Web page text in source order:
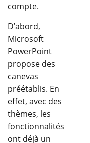
compte.
D’abord,
Microsoft
PowerPoint
propose des
canevas
préétablis. En
effet, avec des
thèmes, les
fonctionnalités
ont déjà un